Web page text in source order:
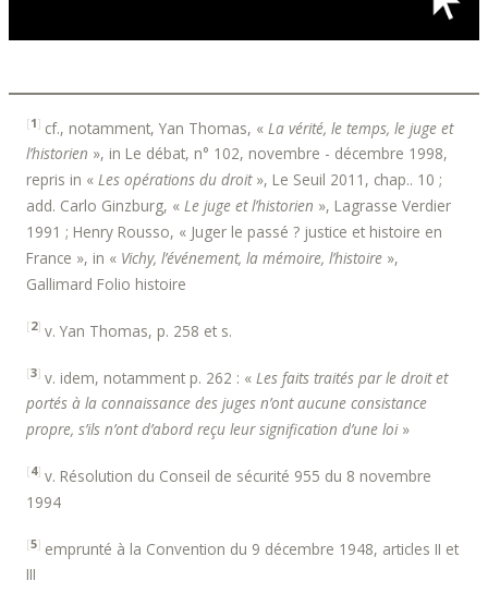
[1] cf., notamment, Yan Thomas, « La vérité, le temps, le juge et
l’historien », in Le débat, n° 102, novembre - décembre 1998,
repris in « Les opérations du droit», Le Seuil 2011, chap.. 10 ;
add. Carlo Ginzburg, « Le juge et l’historien », Lagrasse Verdier
1991 ; Henry Rousso, « Juger le passé ? justice et histoire en
France », in « Vichy, l’événement, la mémoire, l’histoire »,
Gallimard Folio histoire
[2] v. Yan Thomas, p. 258 et s.
[3] v. idem, notamment p. 262 : « Les faits traités par le droit et
portés à la connaissance des juges n’ont aucune consistance
propre, s’ils n’ont d’abord reçu leur signification d’une loi»
[4] v. Résolution du Conseil de sécurité 955 du 8 novembre
1994
[5] emprunté à la Convention du 9 décembre 1948, articles II et
III